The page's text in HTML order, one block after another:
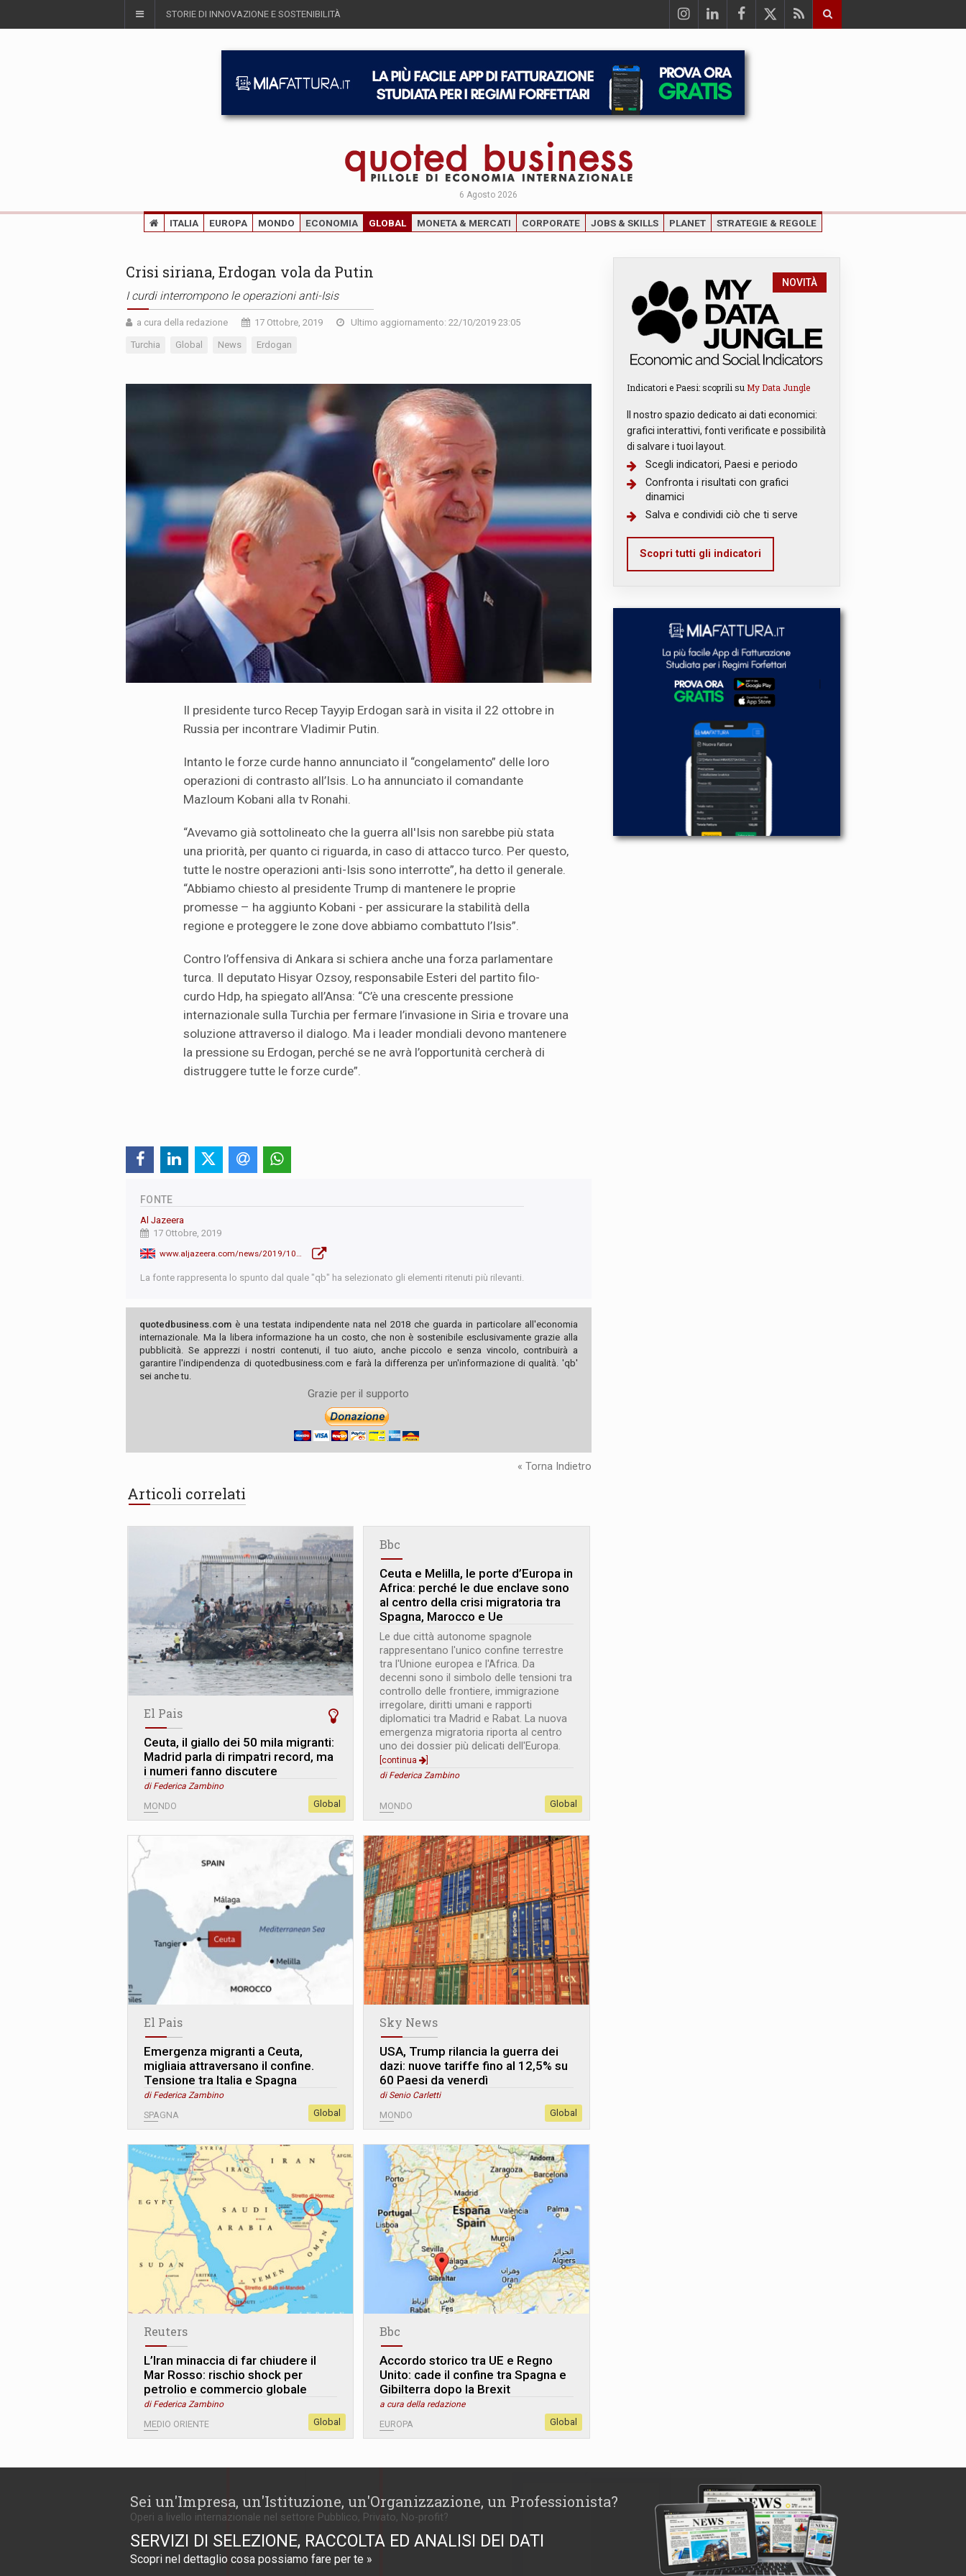
STORIE DI INNOVAZIONE E SOSTENIBILITÀ
6 Agosto 2026
ITALIA EUROPA MONDO ECONOMIA GLOBAL MONETA & MERCATI CORPORATE JOBS & SKILLS PLANET STRATEGIE & REGOLE
Crisi siriana, Erdogan vola da Putin
I curdi interrompono le operazioni anti-Isis
a cura della redazione 17 Ottobre, 2019 Ultimo aggiornamento: 22/10/2019 23:05
Turchia Global News Erdogan
Il presidente turco Recep Tayyip Erdogan sarà in visita il 22 ottobre in
Russia per incontrare Vladimir Putin.
Intanto le forze curde hanno annunciato il “congelamento” delle loro
operazioni di contrasto all’Isis. Lo ha annunciato il comandante
Mazloum Kobani alla tv Ronahi.
“Avevamo già sottolineato che la guerra all'Isis non sarebbe più stata
una priorità, per quanto ci riguarda, in caso di attacco turco. Per questo,
tutte le nostre operazioni anti-Isis sono interrotte”, ha detto il generale.
“Abbiamo chiesto al presidente Trump di mantenere le proprie
promesse – ha aggiunto Kobani - per assicurare la stabilità della
regione e proteggere le zone dove abbiamo combattuto l’Isis”.
Contro l’offensiva di Ankara si schiera anche una forza parlamentare
turca. Il deputato Hisyar Ozsoy, responsabile Esteri del partito filo-
curdo Hdp, ha spiegato all’Ansa: “C’è una crescente pressione
internazionale sulla Turchia per fermare l’invasione in Siria e trovare una
soluzione attraverso il dialogo. Ma i leader mondiali devono mantenere
la pressione su Erdogan, perché se ne avrà l’opportunità cercherà di
distruggere tutte le forze curde”.
FONTE
Al Jazeera
17 Ottobre, 2019
La fonte rappresenta lo spunto dal quale "qb" ha selezionato gli elementi ritenuti più rilevanti.
quotedbusiness.com è una testata indipendente nata nel 2018 che guarda in particolare all'economia
internazionale. Ma la libera informazione ha un costo, che non è sostenibile esclusivamente grazie alla
pubblicità. Se apprezzi i nostri contenuti, il tuo aiuto, anche piccolo e senza vincolo, contribuirà a
garantire l'indipendenza di quotedbusiness.com e farà la differenza per un'informazione di qualità. 'qb'
sei anche tu.
Grazie per il supporto
« Torna Indietro
Articoli correlati
El Pais
Ceuta, il giallo dei 50 mila migranti:
Madrid parla di rimpatri record, ma
i numeri fanno discutere
di Federica Zambino
MONDO Global
Bbc
Ceuta e Melilla, le porte d’Europa in
Africa: perché le due enclave sono
al centro della crisi migratoria tra
Spagna, Marocco e Ue
Le due città autonome spagnole
rappresentano l'unico confine terrestre
tra l'Unione europea e l'Africa. Da
decenni sono il simbolo delle tensioni tra
controllo delle frontiere, immigrazione
irregolare, diritti umani e rapporti
diplomatici tra Madrid e Rabat. La nuova
emergenza migratoria riporta al centro
uno dei dossier più delicati dell'Europa.
[continua
di Federica Zambino
MONDO Global
El Pais
Emergenza migranti a Ceuta,
migliaia attraversano il confine.
Tensione tra Italia e Spagna
di Federica Zambino
SPAGNA Global
Sky News
USA, Trump rilancia la guerra dei
dazi: nuove tariffe fino al 12,5% su
60 Paesi da venerdì
di Senio Carletti
MONDO Global
Reuters
L’Iran minaccia di far chiudere il
Mar Rosso: rischio shock per
petrolio e commercio globale
di Federica Zambino
MEDIO ORIENTE Global
Bbc
Accordo storico tra UE e Regno
Unito: cade il confine tra Spagna e
Gibilterra dopo la Brexit
a cura della redazione
EUROPA Global
NOVITÀ
Indicatori e Paesi: scoprili su My Data Jungle
Il nostro spazio dedicato ai dati economici:
grafici interattivi, fonti verificate e possibilità
di salvare i tuoi layout.
Scegli indicatori, Paesi e periodo
Confronta i risultati con grafici
dinamici
Salva e condividi ciò che ti serve
Scopri tutti gli indicatori
Sei un'Impresa, un'Istituzione, un'Organizzazione, un Professionista?
Operi a livello internazionale nel settore Pubblico, Privato, No-profit?
SERVIZI DI SELEZIONE, RACCOLTA ED ANALISI DEI DATI
Scopri nel dettaglio cosa possiamo fare per te »